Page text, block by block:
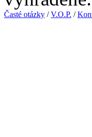
Časté otázky /V.O.P. /